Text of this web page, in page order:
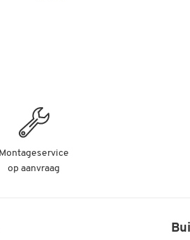
Montageservice
op aanvraag